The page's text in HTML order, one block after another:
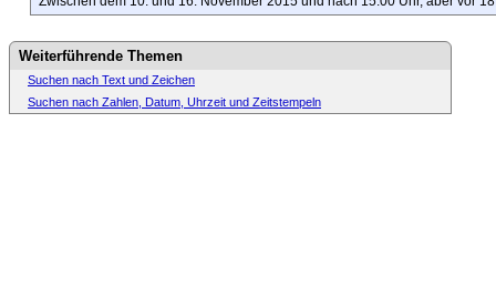
Weiterführende Themen
Suchen nach Text und Zeichen
Suchen nach Zahlen, Datum, Uhrzeit und Zeitstempeln